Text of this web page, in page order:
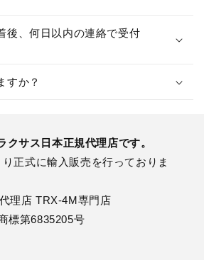
後、何日以内の連絡で受付
すか？
サス日本正規代理店です。
正式に輸入販売を行っておりま
理店 TRX-4M専門店
標第6835205号